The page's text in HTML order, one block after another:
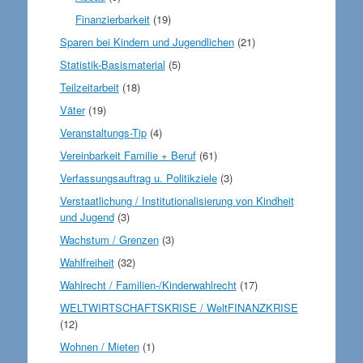
Finanzierbarkeit (19)
Sparen bei Kindern und Jugendlichen(21)
Statistik-Basismaterial (5)
Teilzeitarbeit(18)
Väter(19)
Veranstaltungs-Tip(4)
Vereinbarkeit Familie + Beruf(61)
Verfassungsauftrag u. Politikziele(3)
Verstaatlichung / Institutionalisierung von Kindheit
und Jugend(3)
Wachstum / Grenzen(3)
Wahlfreiheit(32)
Wahlrecht / Familien-/Kinderwahlrecht(17)
WELTWIRTSCHAFTSKRISE / WeltFINANZKRISE
(12)
Wohnen / Mieten(1)